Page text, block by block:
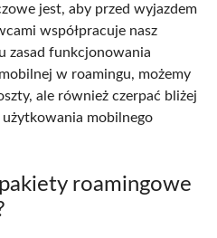
jest, aby przed wyjazdem
współpracuje nasz
zasad funkcjonowania
w roamingu, możemy
ale również czerpać bliżej
mobilnego
roamingowe